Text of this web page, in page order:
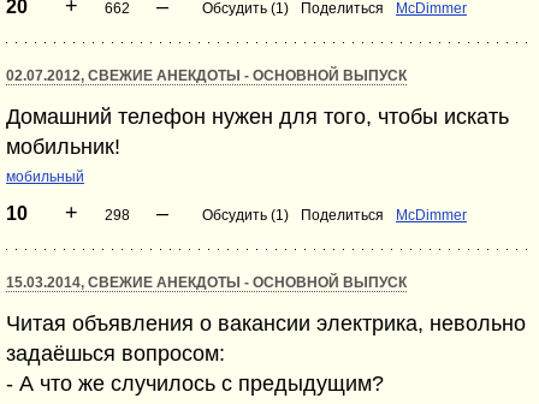
20 + 662 – Обсудить (1) Поделиться McDimmer
02.07.2012, СВЕЖИЕ АНЕКДОТЫ - ОСНОВНОЙ ВЫПУСК
Домашний телефон нужен для того, чтобы искать
мобильник!
мобильный
10 + 298 – Обсудить (1) Поделиться McDimmer
15.03.2014, СВЕЖИЕ АНЕКДОТЫ - ОСНОВНОЙ ВЫПУСК
Читая объявления о вакансии электрика, невольно
задаёшься вопросом:
- А что же случилось с предыдущим?